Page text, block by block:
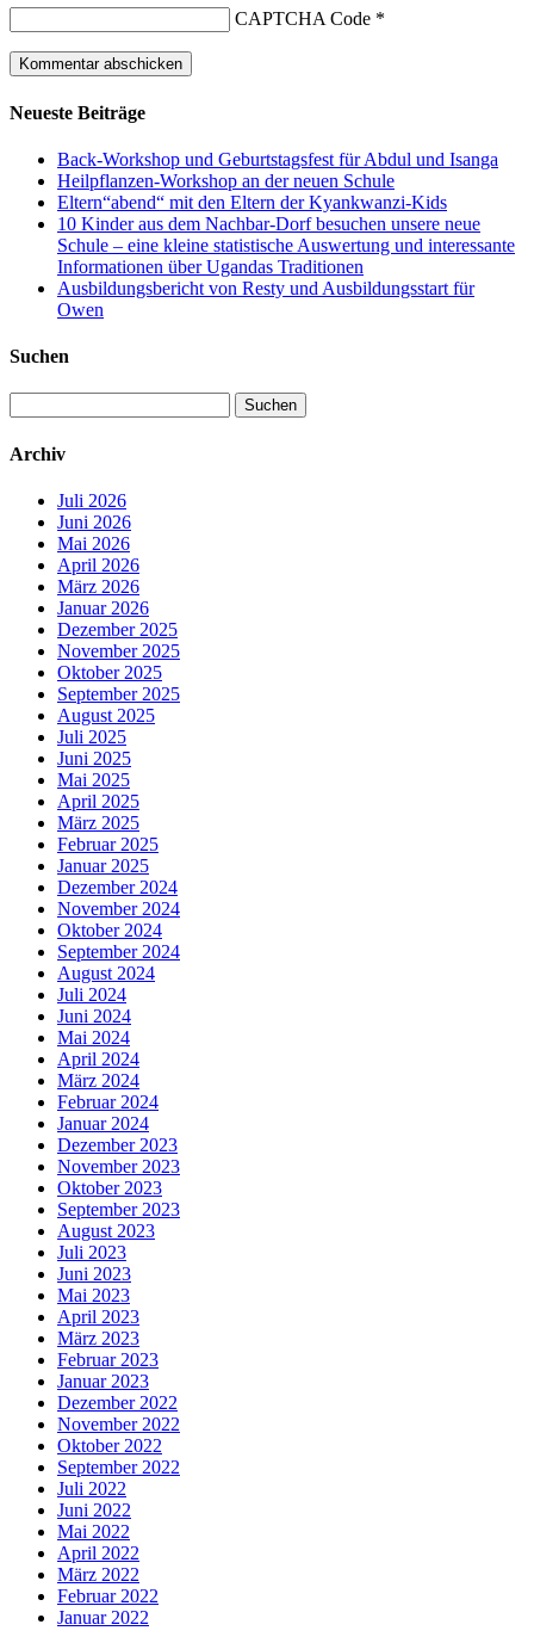
CAPTCHA Code *
Neueste Beiträge
Back-Workshop und Geburtstagsfest für Abdul und Isanga
Heilpflanzen-Workshop an der neuen Schule
Eltern“abend“ mit den Eltern der Kyankwanzi-Kids
10 Kinder aus dem Nachbar-Dorf besuchen unsere neue
Schule – eine kleine statistische Auswertung und interessante
Informationen über Ugandas Traditionen
Ausbildungsbericht von Resty und Ausbildungsstart für
Owen
Suchen
nach:
Archiv
Juli 2026
Juni 2026
Mai 2026
April 2026
März 2026
Januar 2026
Dezember 2025
November 2025
Oktober 2025
September 2025
August 2025
Juli 2025
Juni 2025
Mai 2025
April 2025
März 2025
Februar 2025
Januar 2025
Dezember 2024
November 2024
Oktober 2024
September 2024
August 2024
Juli 2024
Juni 2024
Mai 2024
April 2024
März 2024
Februar 2024
Januar 2024
Dezember 2023
November 2023
Oktober 2023
September 2023
August 2023
Juli 2023
Juni 2023
Mai 2023
April 2023
März 2023
Februar 2023
Januar 2023
Dezember 2022
November 2022
Oktober 2022
September 2022
Juli 2022
Juni 2022
Mai 2022
April 2022
März 2022
Februar 2022
Januar 2022